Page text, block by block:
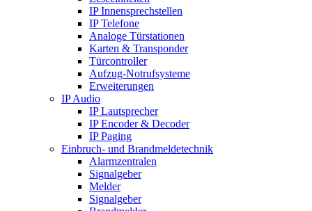
IP Innensprechstellen
IP Telefone
Analoge Türstationen
Karten & Transponder
Türcontroller
Aufzug-Notrufsysteme
Erweiterungen
IP Audio
IP Lautsprecher
IP Encoder & Decoder
IP Paging
Einbruch- und Brandmeldetechnik
Alarmzentralen
Signalgeber
Melder
Signalgeber